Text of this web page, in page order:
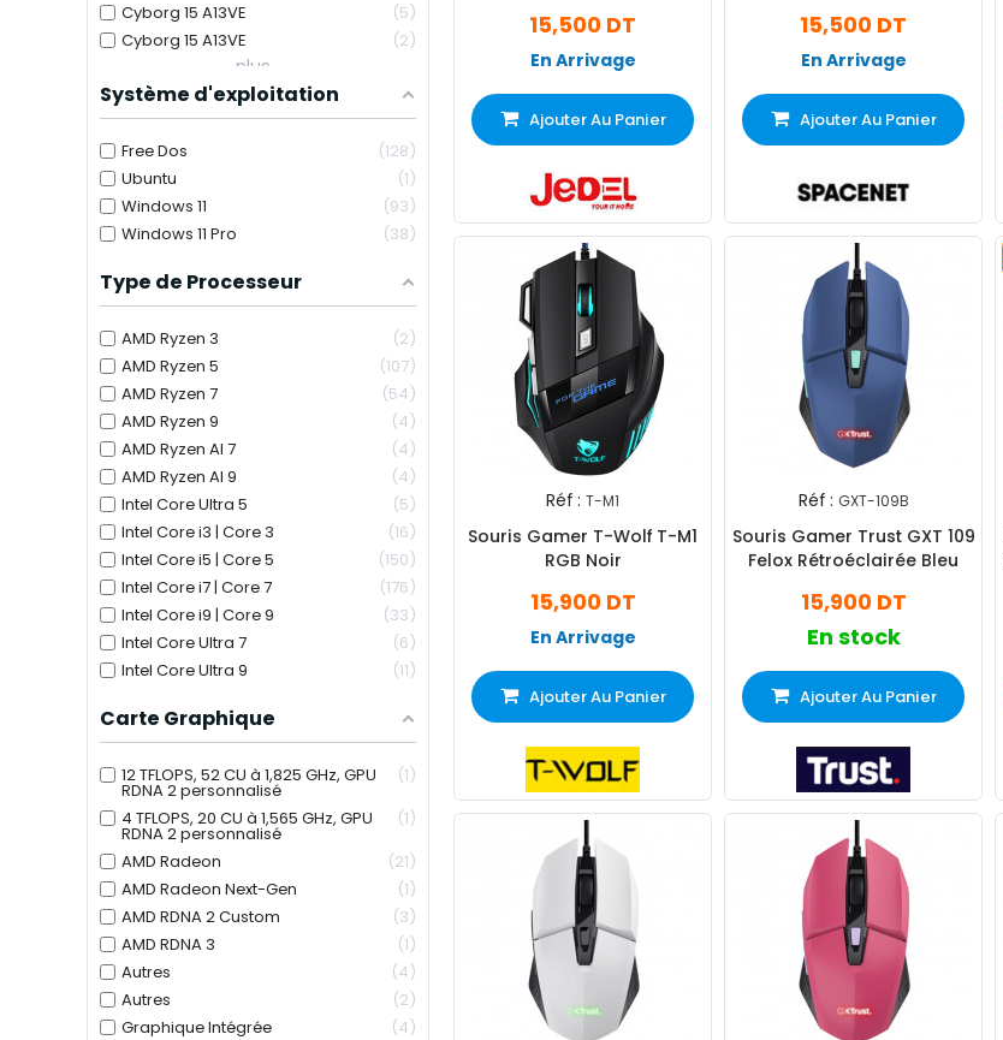
Cyborg 15 A13VE
5
Cyborg 15 A13VE
2
plus...
Système d'exploitation
Free Dos
128
Ubuntu
1
Windows 11
93
Windows 11 Pro
38
Type de Processeur
AMD Ryzen 3
2
AMD Ryzen 5
107
AMD Ryzen 7
54
AMD Ryzen 9
4
AMD Ryzen AI 7
4
AMD Ryzen AI 9
4
Intel Core Ultra 5
5
Intel Core i3 | Core 3
16
Intel Core i5 | Core 5
150
Intel Core i7 | Core 7
176
Intel Core i9 | Core 9
33
Intel Core Ultra 7
6
Intel Core Ultra 9
11
Carte Graphique
12 TFLOPS, 52 CU à 1,825 GHz, GPU
RDNA 2 personnalisé
1
4 TFLOPS, 20 CU à 1,565 GHz, GPU
RDNA 2 personnalisé
1
AMD Radeon
21
AMD Radeon Next-Gen
1
AMD RDNA 2 Custom
3
AMD RDNA 3
1
Autres
4
Autres
2
Graphique Intégrée
4
15,500 DT
En Arrivage
Ajouter Au Panier
15,500 DT
En Arrivage
Ajouter Au Panier
Réf : T-M1
Souris Gamer T-Wolf T-M1
RGB Noir
15,900 DT
En Arrivage
Ajouter Au Panier
Réf : GXT-109B
Souris Gamer Trust GXT 109
Felox Rétroéclairée Bleu
15,900 DT
En stock
Ajouter Au Panier